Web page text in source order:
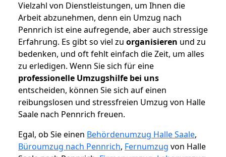
Vielzahl von Dienstleistungen, um Ihnen die
Arbeit abzunehmen, denn ein Umzug nach
Pennrich ist eine aufregende, aber auch stressige
Erfahrung. Es gibt so viel zu organisieren und zu
bedenken, und oft fehlt einfach die Zeit, um alles
zu erledigen. Wenn Sie sich für eine
professionelle Umzugshilfe bei uns
entscheiden, können Sie sich auf einen
reibungslosen und stressfreien Umzug von Halle
Saale nach Pennrich freuen.
Egal, ob Sie einen Behördenumzug Halle Saale,
Büroumzug nach Pennrich, Fernumzug von Halle